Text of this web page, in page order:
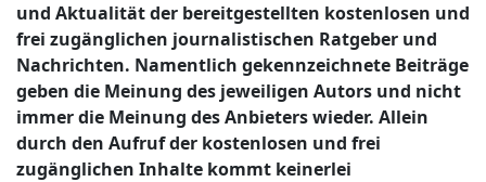
und Aktualität der bereitgestellten kostenlosen und
frei zugänglichen journalistischen Ratgeber und
Nachrichten. Namentlich gekennzeichnete Beiträge
geben die Meinung des jeweiligen Autors und nicht
immer die Meinung des Anbieters wieder. Allein
durch den Aufruf der kostenlosen und frei
zugänglichen Inhalte kommt keinerlei